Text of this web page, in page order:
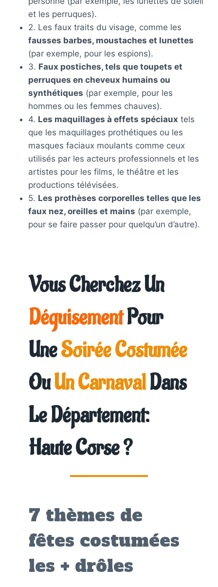
et les perruques).
2. Les faux traits du visage, comme les
fausses barbes, moustaches et lunettes
(par exemple, pour les espions).
3. Faux postiches, tels que toupets et
perruques en cheveux humains ou
synthétiques (par exemple, pour les
hommes ou les femmes chauves).
4. Les maquillages à effets spéciaux tels
que les maquillages prothétiques ou les
masques faciaux moulants comme ceux
utilisés par les acteurs professionnels et les
artistes pour les films, le théâtre et les
productions télévisées.
5. Les prothèses corporelles telles que les
faux nez, oreilles et mains (par exemple,
pour se faire passer pour quelqu’un d’autre).
Vous Cherchez Un
DéguisementPour
UneSoirée Costumée
OuUn CarnavalDans
Le Département:
Haute Corse?
7 thèmes de
fêtes costumées
les + drôles